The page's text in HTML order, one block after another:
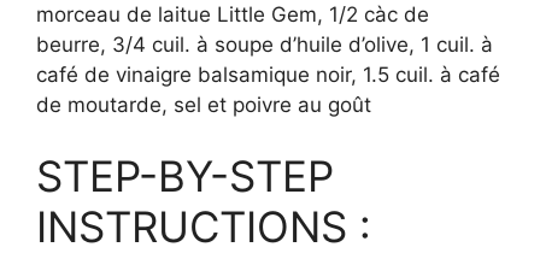
morceau de laitue Little Gem, 1/2 càc de
beurre, 3/4 cuil. à soupe d’huile d’olive, 1 cuil. à
café de vinaigre balsamique noir, 1.5 cuil. à café
de moutarde, sel et poivre au goût
STEP-BY-STEP
INSTRUCTIONS :